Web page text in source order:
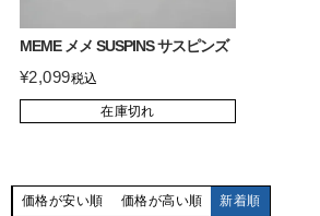
MEME メメ SUSPINS サスピンズ
¥2,099税込
在庫切れ
価格が安い順 価格が高い順 新着順